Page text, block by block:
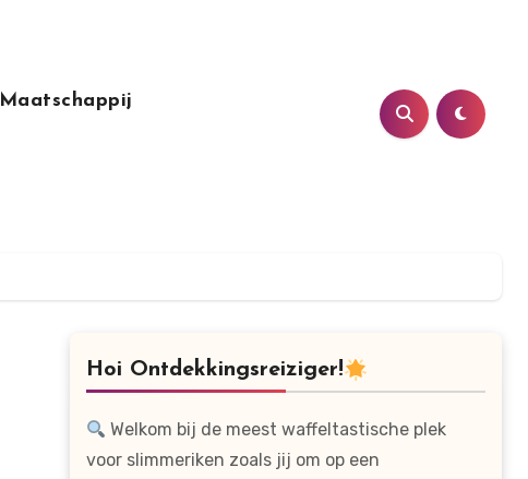
Maatschappij
Hoi Ontdekkingsreiziger!
Welkom bij de meest waffeltastische plek
voor slimmeriken zoals jij om op een